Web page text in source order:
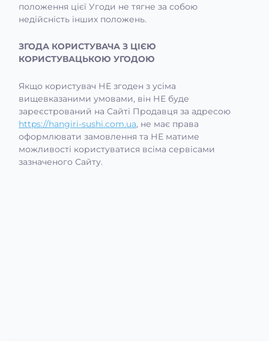
положення цієї Угоди не тягне за собою
недійсність інших положень.
ЗГОДА КОРИСТУВАЧА З ЦІЄЮ
КОРИСТУВАЦЬКОЮ УГОДОЮ
Якщо користувач НЕ згоден з усіма
вищевказаними умовами, він НЕ буде
зареєстрований на Сайті Продавця за адресою
https://hangiri-sushi.com.ua, не має права
оформлювати замовлення та НЕ матиме
можливості користуватися всіма сервісами
зазначеного Сайту.